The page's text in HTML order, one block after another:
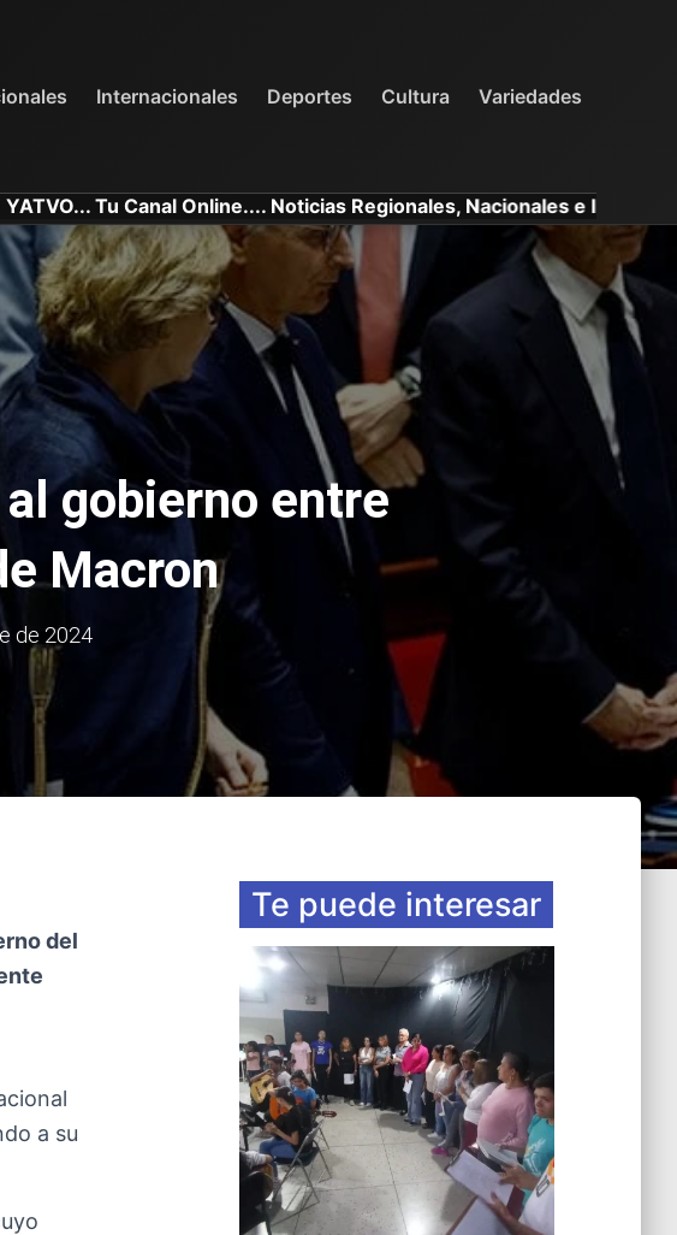
Internacionales Deportes Cultura Variedades
Canal Online.... Noticias Regionales, Nacionales e Internacionales.
gobierno entre
Macron
de 2024
del
a su
Te puede interesar